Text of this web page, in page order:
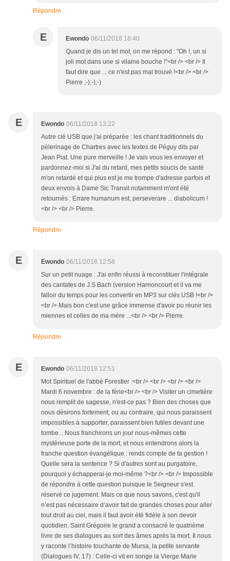
Répondre
E Ewondo 06/11/2018 18:40
Quand je dis un tel mot, on me répond : "Oh !, un si
joli mot dans une si vilaine bouche !"<br /> <br /> Il
faut dire que ... ce n'est pas mal trouvé !<br /> <br />
Pierre ;-);-);-)
E Ewondo 06/11/2018 13:22
Autre clé USB que j'ai préparée : les chant traditionnels du
pèlerinage de Chartres avec les textes de Péguy dits par
Jean Piat. Une pure merveille ! Je vais vous les envoyer et
pardonnez-moi si J'ai du retard, mes petits soucis de santé
m'on retardé et qui plus est je me trompe d'adresse parfois et
deux envois à Dame Sic Transit notamment m'ont été
retournés : Errare humanum est, perseverare ... diabolicum !
<br /> <br /> Pierre.
Répondre
E Ewondo 06/11/2018 12:58
Sur un petit nuage : J'ai enfin réussi à reconstituer l'intégrale
des cantates de J.S Bach (version Harnoncourt et il va me
falloir du temps pour les convertir en MP3 sur clés USB !<br />
<br /> Mais bon c'est une grâce immense d'avoir pu réunir les
miennes et celles de ma mère ...<br /> <br /> Pierre.
Répondre
E Ewondo 06/11/2018 12:51
Mot Spirituel de l'abbé Forestier :<br /> <br /> <br /> <br />
Mardi 6 novembre : de la férie<br /> <br /> Visiter un cimetière
nous remplit de sagesse, n'est-ce pas ? Bien des choses que
nous désirons fortement, ou au contraire, qui nous paraissent
impossibles à supporter, paraissent bien futiles devant une
tombe... Nous franchirons un jour nous-mêmes cette
mystérieuse porte de la mort, et nous entendrons alors la
franche question évangélique : rends compte de ta gestion !
Quelle sera la sentence ? Si d'autres sont au purgatoire,
pourquoi y échapperai-je moi-même ?<br /> <br /> Impossible
de répondre à cette question puisque le Seigneur s'est
réservé ce jugement. Mais ce que nous savons, c'est qu'il
n’est pas nécessaire d’avoir fait de grandes choses pour aller
tout droit au ciel, mais il faut avoir été fidèle à son devoir
quotidien. Saint Grégoire le grand a consacré le quatrième
livre de ses dialogues au sort des âmes après la mort. Il nous
y raconte l’histoire touchante de Mursa, la petite servante
(Dialogues IV, 17) : Celle-ci vit en songe la Vierge Marie